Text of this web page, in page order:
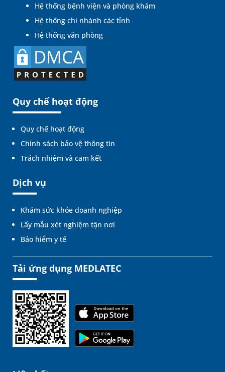
Hệ thống bệnh viện và phòng khám
Hệ thống chi nhánh các tỉnh
Hệ thống văn phòng
Quy chế hoạt động
Quy chế hoạt động
Chính sách bảo vệ thông tin
Trách nhiệm và cam kết
Dịch vụ
Khám sức khỏe doanh nghiệp
Lấy mẫu xét nghiệm tận nơi
Bảo hiểm y tế
Tải ứng dụng MEDLATEC